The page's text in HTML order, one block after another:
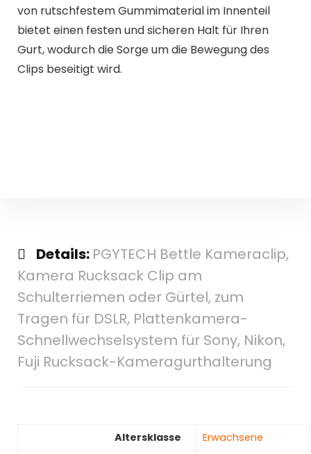
von rutschfestem Gummimaterial im Innenteil
bietet einen festen und sicheren Halt für Ihren
Gurt, wodurch die Sorge um die Bewegung des
Clips beseitigt wird.
Details: PGYTECH Bettle Kameraclip,
Kamera Rucksack Clip am
Schulterriemen oder Gürtel, zum
Tragen für DSLR, Plattenkamera-
Schnellwechselsystem für Sony, Nikon,
Fuji Rucksack-Kameragurthalterung
Altersklasse
‎Erwachsene